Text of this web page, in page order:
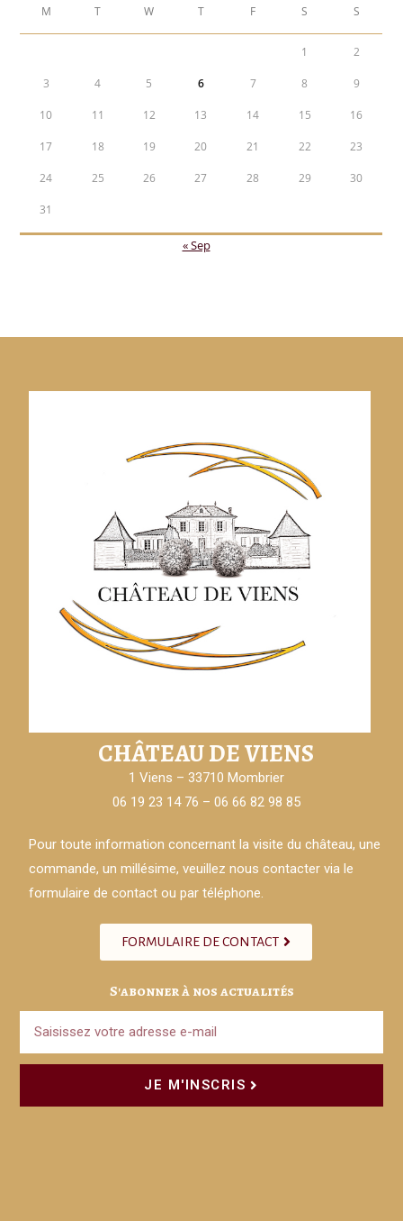
M T W T F S S
1 2
3 4 5 6 7 8 9
10 11 12 13 14 15 16
17 18 19 20 21 22 23
24 25 26 27 28 29 30
31
« Sep
CHÂTEAU DE VIENS
1 Viens – 33710 Mombrier
06 19 23 14 76 – 06 66 82 98 85
Pour toute information concernant la visite du château, une
commande, un millésime, veuillez nous contacter via le
formulaire de contact ou par téléphone.
FORMULAIRE DE CONTACT
S'abonner à nos actualités
JE M'INSCRIS